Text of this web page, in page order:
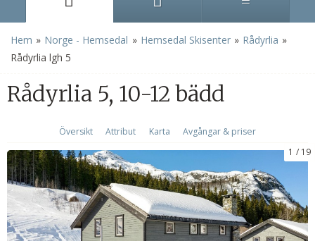
Hem » Norge - Hemsedal » Hemsedal Skisenter » Rådyrlia »
Rådyrlia lgh 5
Rådyrlia 5, 10-12 bädd
Översikt Attribut Karta Avgångar & priser
1 19